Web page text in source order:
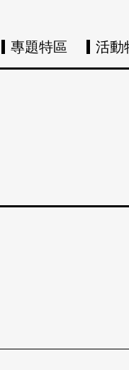
專題特區 活動